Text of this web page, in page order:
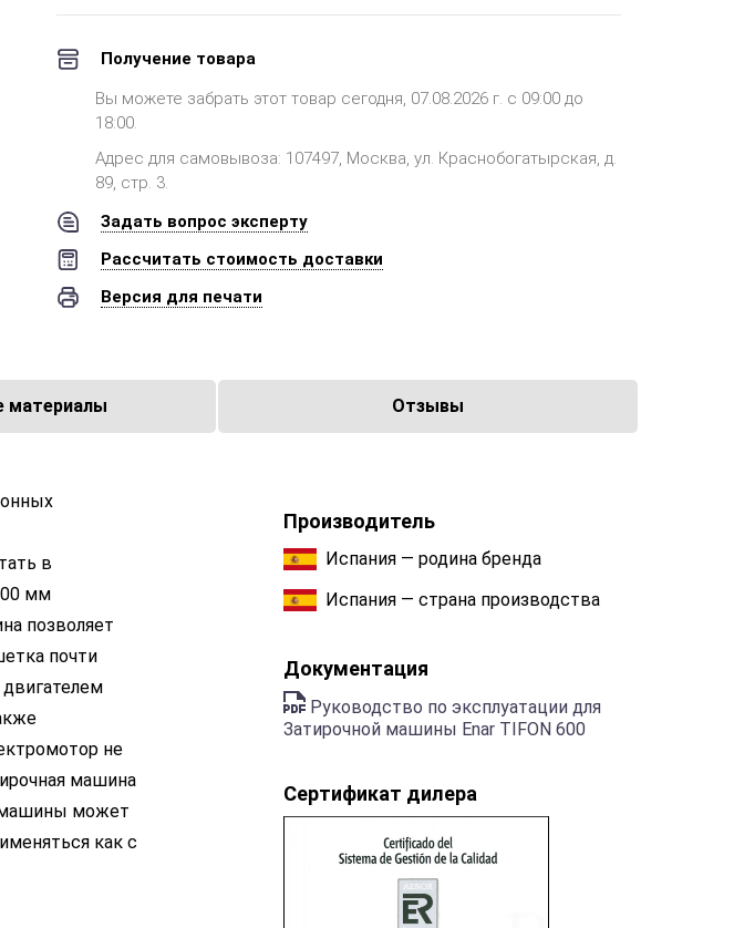
Получение товара
Вы можете забрать этот товар сегодня, 07.08.2026 г. с 09:00 до
18:00.
Адрес для самовывоза: 107497, Москва, ул. Краснобогатырская, д.
89, стр. 3.
Задать вопрос эксперту
Рассчитать стоимость доставки
Версия для печати
материалы Отзывы
в
мм
позволяет
почти
не
машина
машины может
как с
Производитель
Испания — родина бренда
Испания — страна производства
Документация
Руководство по эксплуатации для
Затирочной машины Enar TIFON 600
Сертификат дилера